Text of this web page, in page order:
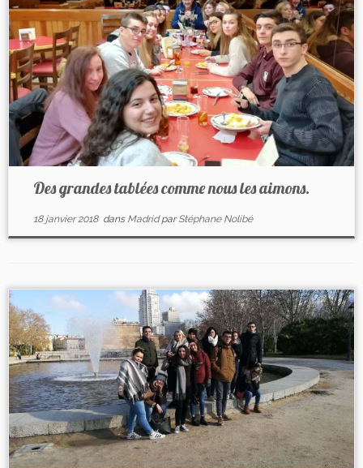
Des grandes tablées comme nous les aimons.
18 janvier 2018dans MadridparStéphane Nolibé